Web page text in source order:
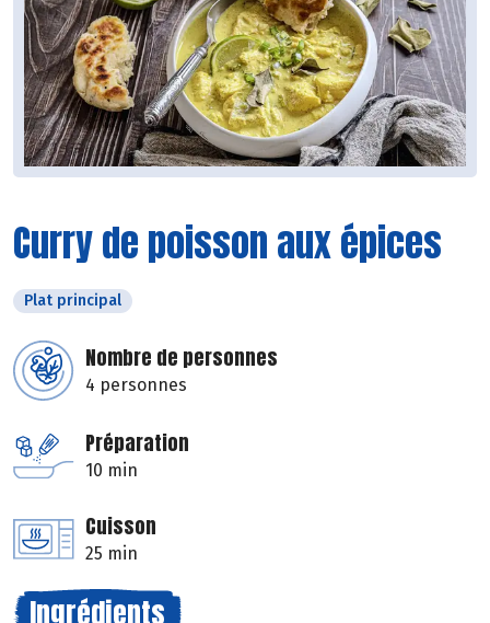
Curry de poisson aux épices
Plat principal
Nombre de personnes
4 personnes
Préparation
10 min
Cuisson
25 min
Ingrédients